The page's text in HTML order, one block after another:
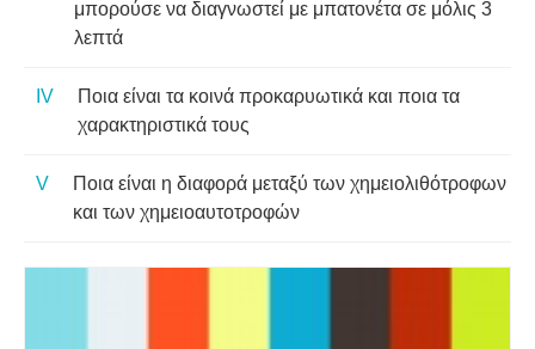
μπορούσε να διαγνωστεί με μπατονέτα σε μόλις 3
λεπτά
Ποια είναι τα κοινά προκαρυωτικά και ποια τα
χαρακτηριστικά τους
Ποια είναι η διαφορά μεταξύ των χημειολιθότροφων
και των χημειοαυτοτροφών